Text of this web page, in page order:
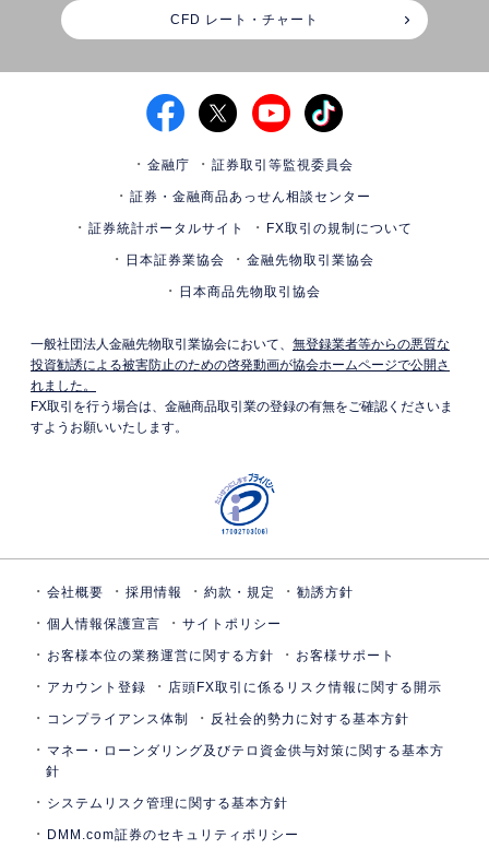
CFD レート・チャート
金融庁 証券取引等監視委員会
証券・金融商品あっせん相談センター
証券統計ポータルサイト FX取引の規制について
日本証券業協会 金融先物取引業協会
日本商品先物取引協会
一般社団法人金融先物取引業協会において、 無登録業者等からの悪質な
投資勧誘による被害防止のための啓発動画が協会ホームページで公開さ
れました。
FX取引を行う場合は、金融商品取引業の登録の有無をご確認くださいま
すようお願いいたします。
会社概要 採用情報 約款・規定 勧誘方針
個人情報保護宣言 サイトポリシー
お客様本位の業務運営に関する方針 お客様サポート
アカウント登録 店頭FX取引に係るリスク情報に関する開示
コンプライアンス体制 反社会的勢力に対する基本方針
マネー・ローンダリング及びテロ資金供与対策に関する基本方
針
システムリスク管理に関する基本方針
DMM.com証券のセキュリティポリシー